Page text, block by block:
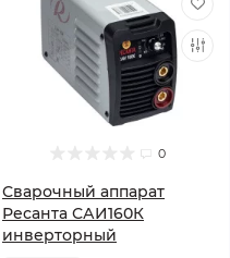
0
Сварочный аппарат
Ресанта САИ160К
инверторный